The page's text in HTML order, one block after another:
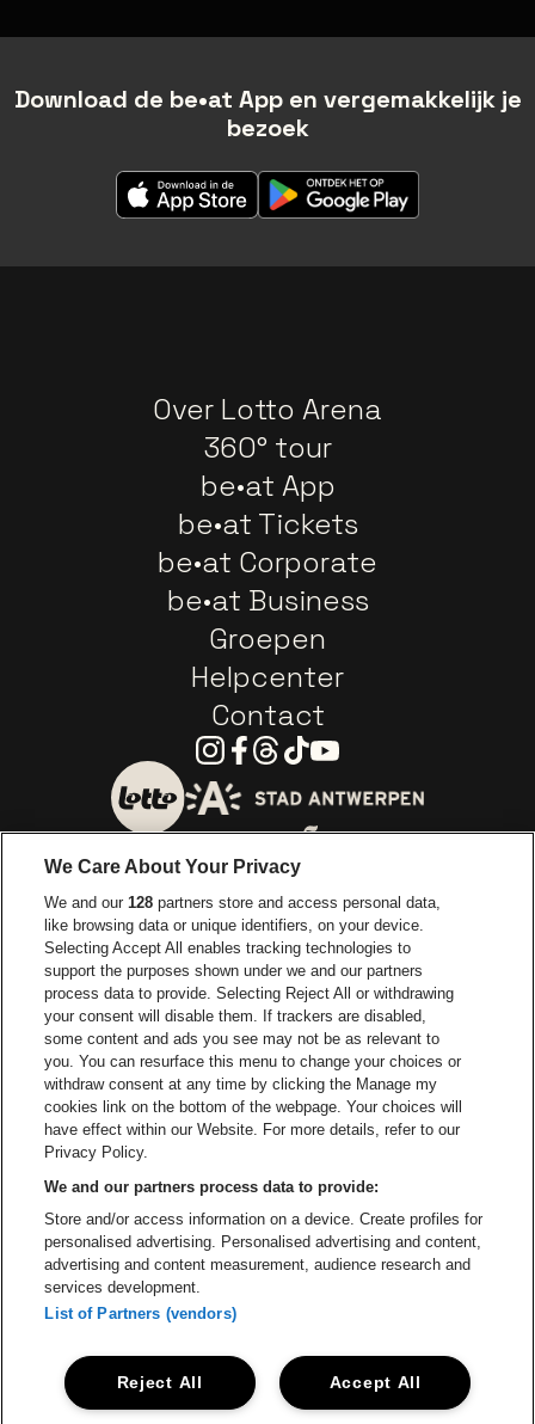
Download de be•at App en vergemakkelijk je
bezoek
Over Lotto Arena
360° tour
be•at App
be•at Tickets
be•at Corporate
be•at Business
Groepen
Helpcenter
Contact
Instagram
Facebook
Threads
TiktokYoutube
Ga naar de website van
Ga naar de website van Europcar
Ga naar de
Ga naar de website van Coca-Cola
Ga naar de website van
Ga naar
Ga naar de website van Champagne
Ga naar de website
Ga naar de website van Het
Ga naar de
Lotto Arena is een deel vanbe•at
Lotto Arena
Be-At Venues
Schijnpoortweg 119, 2170 Antwerpen
BTW (BE) 0461.051.688 - RPR Antwerpen
BNP Paribas Fortis - IBAN: BE93 2200 4925 0067 - BIC:
GEBABEBB
ProclaimerCookiesManage my cookiesPrivacy
We Care About Your Privacy
We and our128 partners store and access personal data,
like browsing data or unique identifiers, on your device.
Selecting Accept All enables tracking technologies to
support the purposes shown under we and our partners
process data to provide. Selecting Reject All or withdrawing
your consent will disable them. If trackers are disabled,
some content and ads you see may not be as relevant to
you. You can resurface this menu to change your choices or
withdraw consent at any time by clicking the Manage my
cookies link on the bottom of the webpage. Your choices will
have effect within our Website. For more details, refer to our
Privacy Policy.
We and our partners process data to provide:
Store and/or access information on a device. Create profiles for
personalised advertising. Personalised advertising and content,
advertising and content measurement, audience research and
services development.
List of Partners (vendors)
Accept All
Reject All